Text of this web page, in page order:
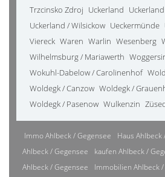
Trzcinsko Zdroj Uckerland
Uckerland / Wilsickow Ueckermünde
Viereck Waren Warlin Wesenberg
Wilhelmsburg / Mariawerth
Wokuhl-Dabelow / Carolinenhof
Woldegk / Canzow Woldegk /
Woldegk / Pasenow Wulkenzin
Immo Ahlbeck / Gegensee Haus Ahlbeck
Ahlbeck / Gegensee
kaufen Ahlbeck /
Ahlbeck / Gegensee
Immobilien Ahlbeck